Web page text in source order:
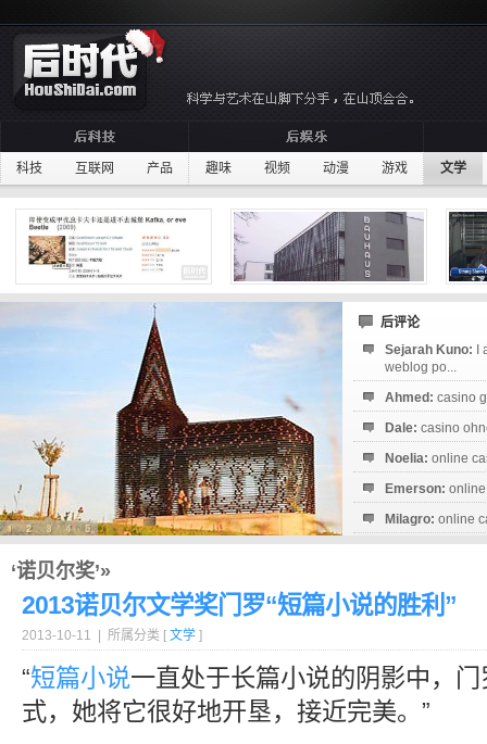
科技 互联网 产品 趣味 视频 动漫 游戏 文学
后评论
Sejarah Kuno:
weblog po...
Ahmed: casino
Dale: casino
Noelia: online
Emerson:
Milagro: online
‘诺贝尔奖’»
2013诺贝尔文学奖门罗“短篇小说的胜利”
2013-10-11 | 所属分类 [ 文学 ]
“短篇小说一直处于长篇小说的阴影中，
式，她将它很好地开垦，接近完美。”